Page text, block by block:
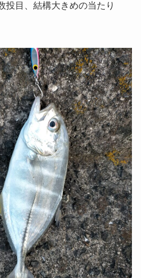
投目、結構大きめの当たり